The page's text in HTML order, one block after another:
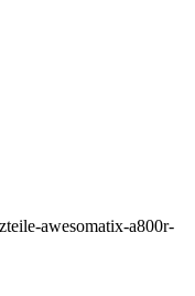
awesomatix-a800r-